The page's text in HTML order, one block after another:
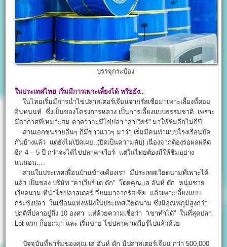
บรรจุกระป๋อง
ในประเทศไทย เริ่มมีการเพาะเลี้ยงได้ หรือยัง..
ในไทยเริ่มมีการนำไข่ปลาสเตอร์เจียนจากรัสเซียมาเพาะเลี้ยงที่ดอย
อินทนนท์ ซึ่งเป็นของโครงการหลวง เป็นการเลี้ยงแบบธรรมชาติ เพราะ
มีอากาศที่เหมาะสม คาดว่าจะมีไข่ปลา “คาเวียร์” มาให้ชิมอีกไม่กี่ปี
ส่วนเอกชนรายอื่นๆ ก็มีข่าวแววๆ มาว่า เริ่มมีคนทำแบบโรงเรือนปิด
กันบ้างแล้ว แต่ยังไม่เปิดเผย..(ปิดเป็นความลับ) เนื่องจากต้องรอผลผลิต
อีก 4 – 5 ปี กว่าจะได้ไข่ปลาคาเวียร์ แต่ในไทยต้องมีให้ชิมอย่าง
แน่นอน…
ส่วนในประเทศเพื่อนบ้านข้างเคียงเรา มีประเทศเวียดนามที่เพาะได้
แล้ว เป็นของ บริษัท “คาเวียร์ เด ดัก” โดยคุณ เล อันห์ ดัก หนุ่มชาย
เวียดนาม ที่นำไข่ปลาสเตอร์เจียนมาจากรัสเซีย แล้วเพาะเลี้ยงแบบ
กระชังปลา ในเขื่อนแห่งหนึ่งในประเทศเวียดนาม ซึ่งมีอุณหภูมิสูงกว่า
ปกติที่ปลาอยู่ถึง 10 องศา แต่ด้วยความเชื่อว่า “เขาทำได้” ในที่สุดปลา
Lot แรก ก็ออกมา และ เริ่มขาย ไข่ปลาคาเดวียร์ไปแล้วด้วย
ปัจจุบันที่ฟาร์มของคุณ เล อันห์ ดัก มีปลาสเตอร์เจียน กว่า 500,000